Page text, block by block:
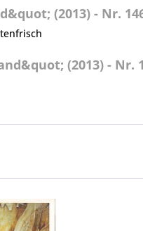
(2013) - Nr.
(2013) - Nr.